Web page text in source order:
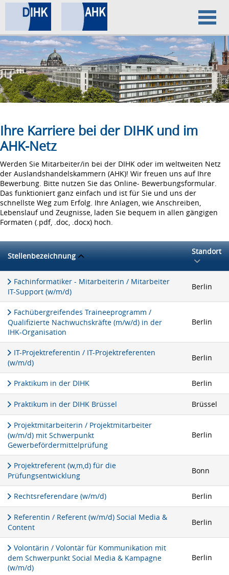
Home
Datenschutz
Impressum
Ihre Karriere bei der DIHK und im
AHK-Netz
Werden Sie Mitarbeiter/in bei der DIHK oder im weltweiten Netz
der Auslandshandelskammern (AHK)! Wir freuen uns auf Ihre
Bewerbung. Bitte nutzen Sie das Online- Bewerbungsformular.
Das funktioniert ganz einfach und ist für Sie und uns der
schnellste Weg zum Erfolg. Ihre Anlagen, wie Anschreiben,
Lebenslauf und Zeugnisse, laden Sie bequem in allen gängigen
Formaten (.pdf, .doc, .docx) hoch.
Stellenbezeichnung Standort
Fachinformatiker - Mitarbeiterin / Mitarbeiter
IT-Support (w/m/d)
Berlin
Fachübergreifendes Traineeprogramm /
Qualifizierte Nachwuchskräfte (m/w/d) in der
IHK-Organisation
Berlin
IT-Projektreferentin / IT-Projektreferenten
(w/m/d)
Berlin
Praktikum in der DIHK Berlin
Praktikum in der DIHK Brüssel Brüssel
Projektmitarbeiterin / Projektmitarbeiter
(w/m/d) mit Schwerpunkt
Gewerbefördermittelprüfung
Berlin
Projektreferent (w,m,d) für die
Prüfungsentwicklung
Bonn
Rechtsreferendare (w/m/d) Berlin
Referentin / Referent (w/m/d) Social Media &
Content
Berlin
Volontärin / Volontär für Kommunikation mit
dem Schwerpunkt Social Media & Kampagne
(w/m/d)
Berlin